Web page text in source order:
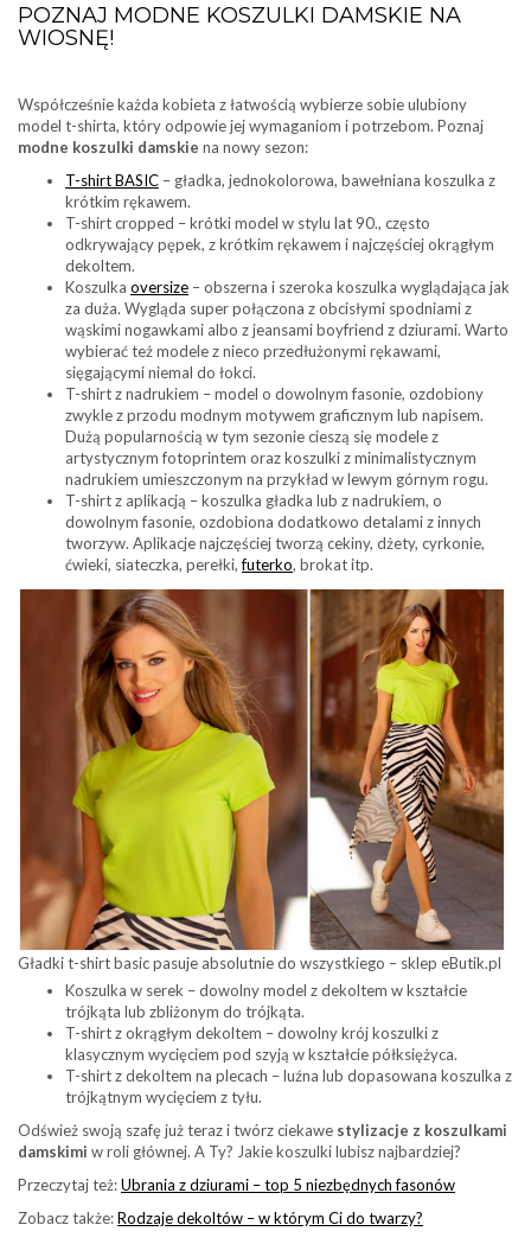
POZNAJ MODNE KOSZULKI DAMSKIE NA
WIOSNĘ!
Współcześnie każda kobieta z łatwością wybierze sobie ulubiony
model t-shirta, który odpowie jej wymaganiom i potrzebom. Poznaj
modne koszulki damskie na nowy sezon:
T-shirt BASIC – gładka, jednokolorowa, bawełniana koszulka z
krótkim rękawem.
T-shirt cropped – krótki model w stylu lat 90., często
odkrywający pępek, z krótkim rękawem i najczęściej okrągłym
dekoltem.
Koszulka oversize – obszerna i szeroka koszulka wyglądająca jak
za duża. Wygląda super połączona z obcisłymi spodniami z
wąskimi nogawkami albo z jeansami boyfriend z dziurami. Warto
wybierać też modele z nieco przedłużonymi rękawami,
sięgającymi niemal do łokci.
T-shirt z nadrukiem – model o dowolnym fasonie, ozdobiony
zwykle z przodu modnym motywem graficznym lub napisem.
Dużą popularnością w tym sezonie cieszą się modele z
artystycznym fotoprintem oraz koszulki z minimalistycznym
nadrukiem umieszczonym na przykład w lewym górnym rogu.
T-shirt z aplikacją – koszulka gładka lub z nadrukiem, o
dowolnym fasonie, ozdobiona dodatkowo detalami z innych
tworzyw. Aplikacje najczęściej tworzą cekiny, dżety, cyrkonie,
ćwieki, siateczka, perełki,futerko, brokat itp.
Gładki t-shirt basic pasuje absolutnie do wszystkiego – sklep eButik.pl
Koszulka w serek – dowolny model z dekoltem w kształcie
trójkąta lub zbliżonym do trójkąta.
T-shirt z okrągłym dekoltem – dowolny krój koszulki z
klasycznym wycięciem pod szyją w kształcie półksiężyca.
T-shirt z dekoltem na plecach – luźna lub dopasowana koszulka z
trójkątnym wycięciem z tyłu.
Odśwież swoją szafę już teraz i twórz ciekawe stylizacje z koszulkami
damskimi w roli głównej. A Ty? Jakie koszulki lubisz najbardziej?
Przeczytaj też:Ubrania z dziurami – top 5 niezbędnych fasonów
Zobacz także:Rodzaje dekoltów – w którym Ci do twarzy?